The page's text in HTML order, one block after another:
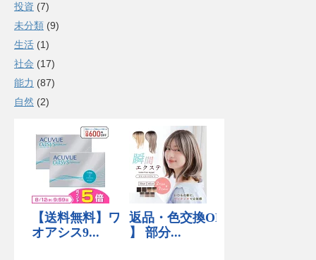
投資 (7)
未分類 (9)
生活 (1)
社会 (17)
能力 (87)
自然 (2)